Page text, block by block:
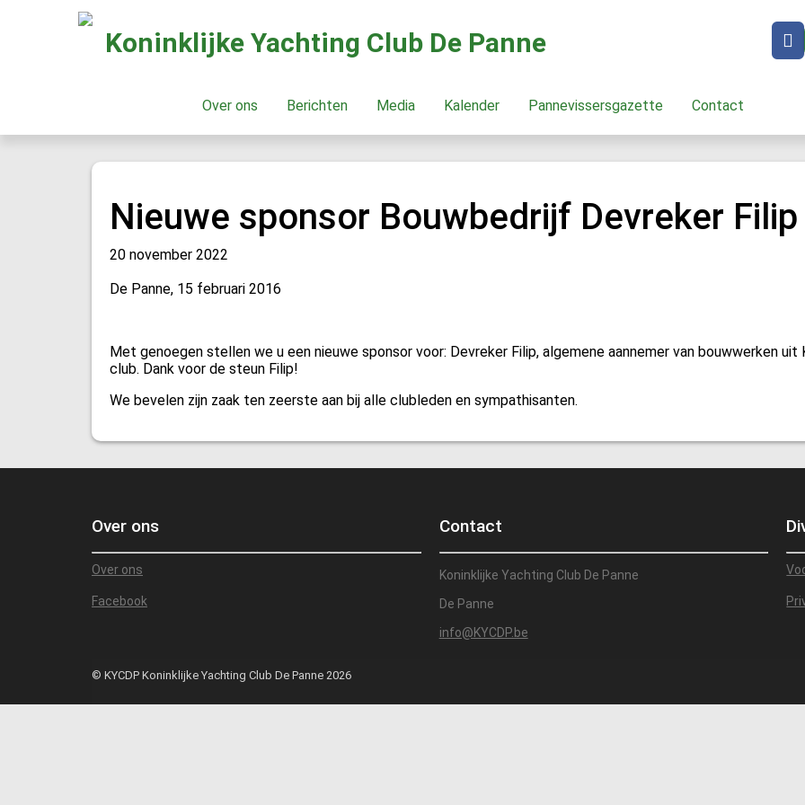
Koninklijke Yachting Club De Panne
Over ons Berichten Media Kalender Pannevissersgazette Contact
Nieuwe sponsor Bouwbedrijf Devreker Filip
20 november 2022
De Panne, 15 februari 2016
Met genoegen stellen we u een nieuwe sponsor voor: Devreker Filip, algemene aannemer van bouwwerken
club. Dank voor de steun Filip!
We bevelen zijn zaak ten zeerste aan bij alle clubleden en sympathisanten.
Over ons
Over ons
Facebook
Contact
Koninklijke Yachting Club De Panne
De Panne
info@KYCDP.be
© KYCDP Koninklijke Yachting Club De Panne 2026